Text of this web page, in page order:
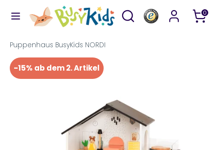
zum
Suchen
Durchsuchen
Sie
unseren
0
SuchenDurchsuchen
Sie
unseren
Puppenhaus BusyKids NORDI
-15% ab dem 2. Artikel